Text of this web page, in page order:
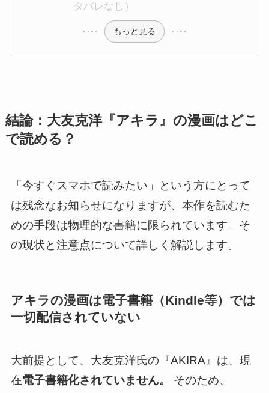
タバレなし）
もっと見る
結論：大友克洋『アキラ』の漫画はどこ
で読める？
「今すぐスマホで読みたい」という方にとって
は残念なお知らせになりますが、本作を読むた
めの手段は物理的な書籍に限られています。そ
の現状と注意点について詳しく解説します。
アキラの漫画は電子書籍（Kindle等）では
一切配信されていない
大前提として、大友克洋氏の『AKIRA』は、現
在電子書籍化されていません。
そのため、